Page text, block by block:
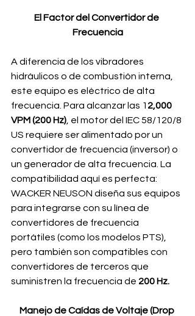
El Factor del Convertidor de
Frecuencia
A diferencia de los vibradores
hidráulicos o de combustión interna,
este equipo es eléctrico de alta
frecuencia. Para alcanzar las 1 2,000
VPM (200 Hz) , el motor del IEC 58/120/8
US requiere ser alimentado por un
convertidor de frecuencia (inversor) o
un generador de alta frecuencia. La
compatibilidad aquí es perfecta:
WACKER NEUSON diseña sus equipos
para integrarse con su línea de
convertidores de frecuencia
portátiles (como los modelos PTS),
pero también son compatibles con
convertidores de terceros que
suministren la frecuencia de 200 Hz.
Manejo de Caídas de Voltaje (Drop